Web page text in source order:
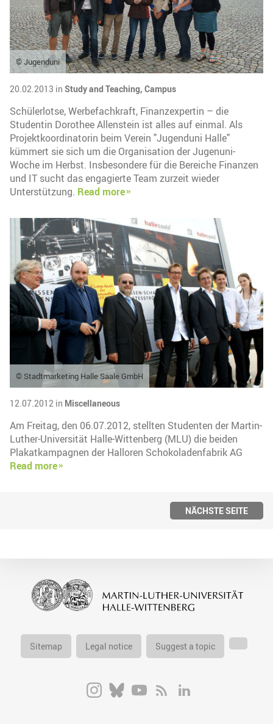
© Jugenduni
20.02.2013 in Study and Teaching, Campus
Schülerlotse, Werbefachkraft, Finanzexpertin – die
Studentin Dorothee Allenstein ist alles auf einmal. Als
Projektkoordinatorin beim Verein "Jugenduni Halle"
kümmert sie sich um die Organisation der Jugenuni-
Woche im Herbst. Insbesondere für die Bereiche Finanzen
und IT sucht das engagierte Team zurzeit wieder
Unterstützung. Read more
© Stadtmarketing Halle Saale GmbH
12.07.2012 in Miscellaneous
Am Freitag, den 06.07.2012, stellten Studenten der Martin-
Luther-Universität Halle-Wittenberg (MLU) die beiden
Plakatkampagnen der Halloren Schokoladenfabrik AG
Read more
NÄCHSTE SEITE
Sitemap Legal notice Suggest a topic